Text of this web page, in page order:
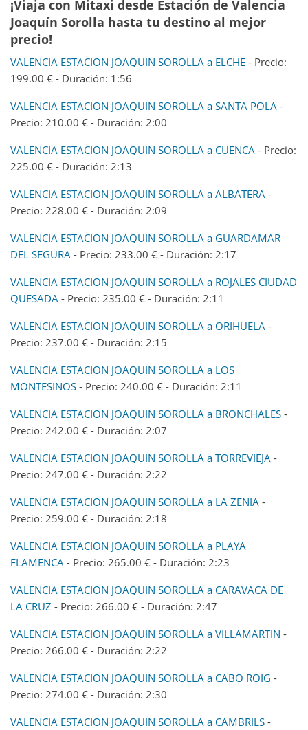
¡Viaja con Mitaxi desde Estación de Valencia
Joaquín Sorolla hasta tu destino al mejor
precio!
VALENCIA ESTACION JOAQUIN SOROLLA a ELCHE - Precio:
199.00 € - Duración: 1:56
VALENCIA ESTACION JOAQUIN SOROLLA a SANTA POLA -
Precio: 210.00 € - Duración: 2:00
VALENCIA ESTACION JOAQUIN SOROLLA a CUENCA - Precio:
225.00 € - Duración: 2:13
VALENCIA ESTACION JOAQUIN SOROLLA a ALBATERA -
Precio: 228.00 € - Duración: 2:09
VALENCIA ESTACION JOAQUIN SOROLLA a GUARDAMAR
DEL SEGURA - Precio: 233.00 € - Duración: 2:17
VALENCIA ESTACION JOAQUIN SOROLLA a ROJALES CIUDAD
QUESADA - Precio: 235.00 € - Duración: 2:11
VALENCIA ESTACION JOAQUIN SOROLLA a ORIHUELA -
Precio: 237.00 € - Duración: 2:15
VALENCIA ESTACION JOAQUIN SOROLLA a LOS
MONTESINOS - Precio: 240.00 € - Duración: 2:11
VALENCIA ESTACION JOAQUIN SOROLLA a BRONCHALES -
Precio: 242.00 € - Duración: 2:07
VALENCIA ESTACION JOAQUIN SOROLLA a TORREVIEJA -
Precio: 247.00 € - Duración: 2:22
VALENCIA ESTACION JOAQUIN SOROLLA a LA ZENIA -
Precio: 259.00 € - Duración: 2:18
VALENCIA ESTACION JOAQUIN SOROLLA a PLAYA
FLAMENCA - Precio: 265.00 € - Duración: 2:23
VALENCIA ESTACION JOAQUIN SOROLLA a CARAVACA DE
LA CRUZ - Precio: 266.00 € - Duración: 2:47
VALENCIA ESTACION JOAQUIN SOROLLA a VILLAMARTIN -
Precio: 266.00 € - Duración: 2:22
VALENCIA ESTACION JOAQUIN SOROLLA a CABO ROIG -
Precio: 274.00 € - Duración: 2:30
VALENCIA ESTACION JOAQUIN SOROLLA a CAMBRILS -